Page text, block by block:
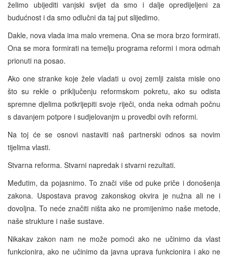
želimo ubijediti vanjski svijet da smo i dalje opredijeljeni za
budućnost i da smo odlučni da taj put slijedimo.
Dakle, nova vlada ima malo vremena. Ona se mora brzo formirati.
Ona se mora formirati na temelju programa reformi i mora odmah
prionuti na posao.
Ako one stranke koje žele vladati u ovoj zemlji zaista misle ono
što su rekle o priključenju reformskom pokretu, ako su odista
spremne djelima potkrijepiti svoje riječi, onda neka odmah počnu
s davanjem potpore i sudjelovanjm u provedbi ovih reformi.
Na toj će se osnovi nastaviti naš partnerski odnos sa novim
tijelima vlasti.
Stvarna reforma. Stvarni napredak i stvarni rezultati.
Međutim, da pojasnimo. To znači više od puke priče i donošenja
zakona. Uspostava pravog zakonskog okvira je nužna ali ne i
dovoljna. To neće značiti ništa ako ne promijenimo naše metode,
naše strukture i naše sustave.
Nikakav zakon nam ne može pomoći ako ne učinimo da vlast
funkcionira, ako ne učinimo da javna uprava funkcionira i ako ne